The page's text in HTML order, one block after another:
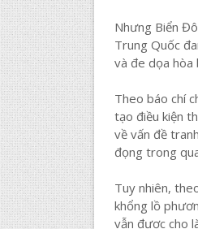
Nhưng Biển
Trung Quốc
và đe dọa hòa
Theo báo chí
tạo điều kiện
về vấn đề
đọng trong
Tuy nhiên,
khổng lồ
vẫn được cho